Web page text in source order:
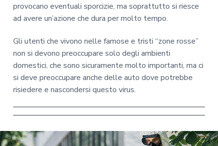
provocano eventuali sporcizie, ma soprattutto si riesce
ad avere un’azione che dura per molto tempo.
Gli utenti che vivono nelle famose e tristi “zone rosse”
non si devono preoccupare solo degli ambienti
domestici, che sono sicuramente molto importanti, ma ci
si deve preoccupare anche delle auto dove potrebbe
risiedere e nascondersi questo virus.